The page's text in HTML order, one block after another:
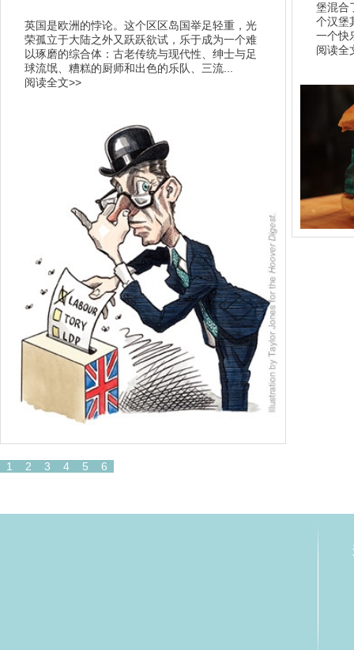
堡混合
个汉堡
一个快
阅读全
英国是欧洲的悖论。这个区区岛国举足轻重，光
荣孤立于大陆之外又跃跃欲试，乐于成为一个难
以琢磨的综合体：古老传统与现代性、绅士与足
球流氓、糟糕的厨师和出色的乐队、三流...
阅读全文>>
1 2 3 4 5 6